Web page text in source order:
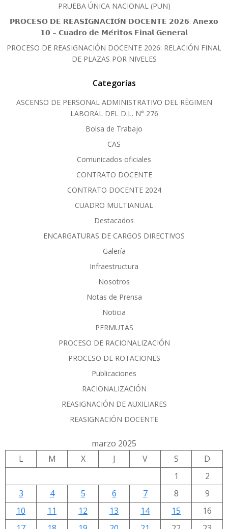
PRUEBA ÚNICA NACIONAL (PUN)
𝗣𝗥𝗢𝗖𝗘𝗦𝗢 𝗗𝗘 𝗥𝗘𝗔𝗦𝗜𝗚𝗡𝗔𝗖𝗜𝗢́𝗡 𝗗𝗢𝗖𝗘𝗡𝗧𝗘 𝟮𝟬𝟮𝟲: 𝗔𝗻𝗲𝘅𝗼
𝟭𝟬 – 𝗖𝘂𝗮𝗱𝗿𝗼 𝗱𝗲 𝗠𝗲́𝗿𝗶𝘁𝗼𝘀 𝗙𝗶𝗻𝗮𝗹 𝗚𝗲𝗻𝗲𝗿𝗮𝗹
PROCESO DE REASIGNACIÓN DOCENTE 2026: RELACIÓN FINAL
DE PLAZAS POR NIVELES
Categorías
ASCENSO DE PERSONAL ADMINISTRATIVO DEL RÈGIMEN
LABORAL DEL D.L. N° 276
Bolsa de Trabajo
CAS
Comunicados oficiales
CONTRATO DOCENTE
CONTRATO DOCENTE 2024
CUADRO MULTIANUAL
Destacados
ENCARGATURAS DE CARGOS DIRECTIVOS
Galería
Infraestructura
Nosotros
Notas de Prensa
Noticia
PERMUTAS
PROCESO DE RACIONALIZACIÓN
PROCESO DE ROTACIONES
Publicaciones
RACIONALIZACIÓN
REASIGNACIÓN DE AUXILIARES
REASIGNACIÓN DOCENTE
marzo 2025
L
M X J V S
D
1
2
3
4 5 6 7 8
9
10
11 12 13 14 15
16